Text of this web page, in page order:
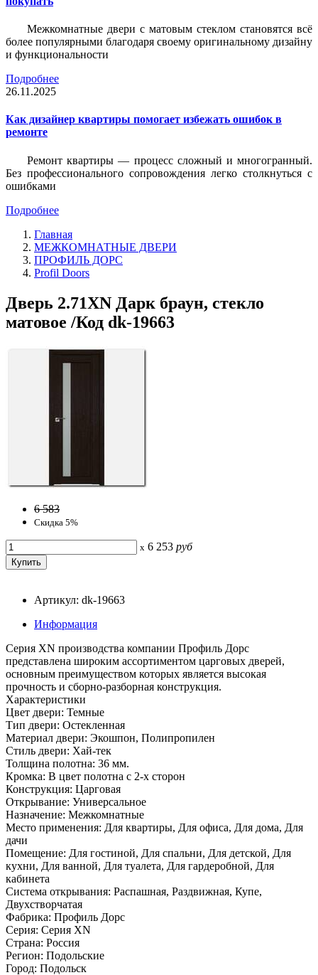
Межкомнатные двери с матовым стеклом становятся всё
более популярными благодаря своему оригинальному дизайну
и функциональности
Подробнее
26.11.2025
Как дизайнер квартиры помогает избежать ошибок в
ремонте
Ремонт квартиры — процесс сложный и многогранный.
Без профессионального сопровождения легко столкнуться с
ошибками
Подробнее
Главная
МЕЖКОМНАТНЫЕ ДВЕРИ
ПРОФИЛЬ ДОРС
Profil Doors
Дверь 2.71ХN Дарк браун, стекло
матовое /Код dk-19663
6 583
Скидка 5%
x 6 253 руб
Артикул: dk-19663
Информация
Серия ХN производства компании Профиль Дорс
представлена широким ассортиментом царговых дверей,
основным преимуществом которых является высокая
прочность и сборно-разборная конструкция.
Характеристики
Цвет двери: Темные
Тип двери: Остекленная
Материал двери: Экошпон, Полипропилен
Стиль двери: Хай-тек
Толщина полотна: 36 мм.
Кромка: В цвет полотна с 2-х сторон
Конструкция: Царговая
Открывание: Универсальное
Назначение: Межкомнатные
Место применения: Для квартиры, Для офиса, Для дома, Для
дачи
Помещение: Для гостиной, Для спальни, Для детской, Для
кухни, Для ванной, Для туалета, Для гардеробной, Для
кабинета
Система открывания: Распашная, Раздвижная, Купе,
Двухстворчатая
Фабрика: Профиль Дорс
Серия: Серия XN
Страна: Россия
Регион: Подольские
Город: Подольск